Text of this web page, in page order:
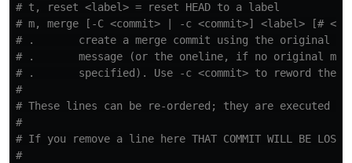
# t, reset <label> = reset HEAD to a label
# m, merge [-C <commit> | -c <commit>] <label> [#
# .       create a merge commit using the original
# .       message (or the oneline, if no original
# .       specified). Use -c <commit> to reword the
#
# These lines can be re-ordered; they are executed
#
# If you remove a line here THAT COMMIT WILL BE LOST.
#